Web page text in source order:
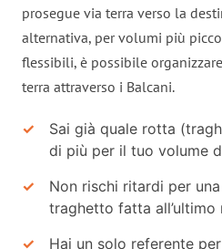
prosegue via terra verso la
alternativa, per volumi più
flessibili, è possibile
terra attraverso i Balcani.
Sai già quale rotta
di più per il tuo volume
Non rischi ritardi per
traghetto fatta all’ultimo
Hai un solo referente